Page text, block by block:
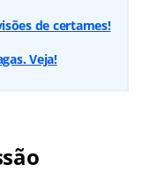
de certames!
Veja!